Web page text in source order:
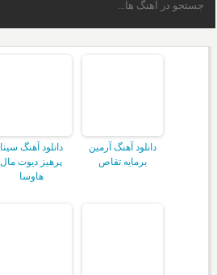
دانلود آهنگ آرمین
برمایه تقاص
دانلود آهنگ سینا
پرهیز دیوت مال
هاوسا